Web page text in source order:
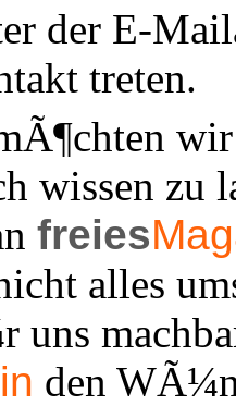
der E-
treten.
wissen zu
freies
alles
uns
den